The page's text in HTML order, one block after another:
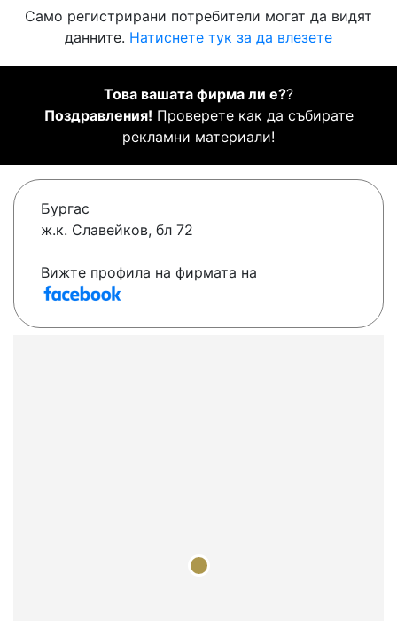
Само регистрирани потребители могат да видят
данните. Натиснете тук за да влезете
Това вашата фирма ли е??
Поздравления! Проверете как да събирате
рекламни материали!
Бургас
ж.к. Славейков, бл 72
Вижте профила на фирмата на